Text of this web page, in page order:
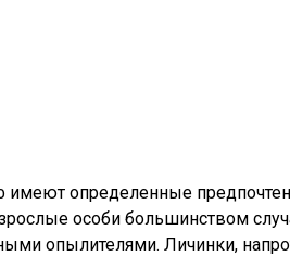
определенные
особи большинством
опылителями. Личинки,